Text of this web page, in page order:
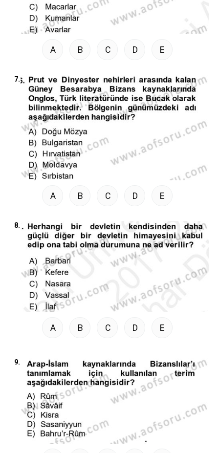
A B C D E
7.
A B C D E
8.
A B C D E
9.